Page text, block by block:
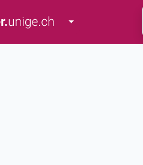
Toggle Dropdown